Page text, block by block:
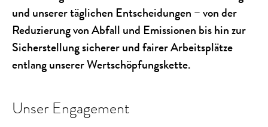
und unserer täglichen Entscheidungen – von der
Reduzierung von Abfall und Emissionen bis hin zur
Sicherstellung sicherer und fairer Arbeitsplätze
entlang unserer Wertschöpfungskette.
Unser Engagement